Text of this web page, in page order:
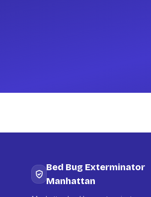
Bed Bug Exterminator
Manhattan